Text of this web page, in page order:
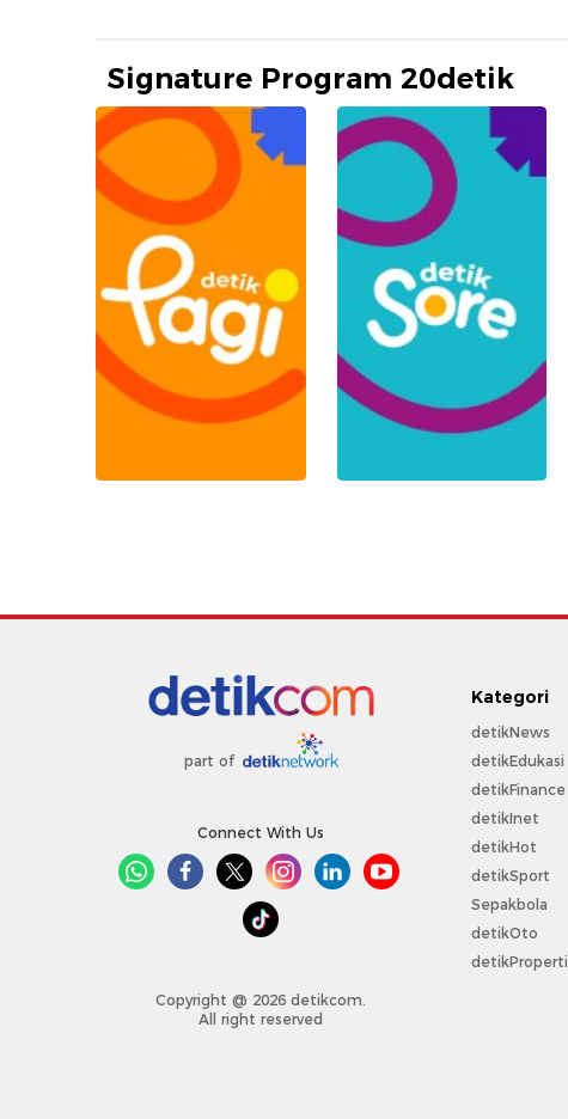
Signature Program 20detik
part of
Connect With Us
Copyright @ 2026 detikcom.
All right reserved
Kategori
detikNews
detikEdukasi
detikFinance
detikInet
detikHot
detikSport
Sepakbola
detikOto
detikProperti